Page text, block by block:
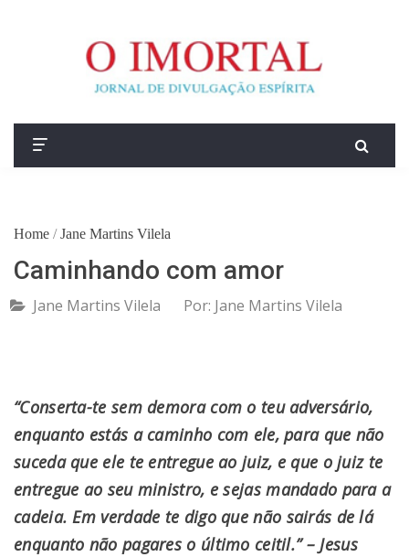
Home / Jane Martins Vilela
Caminhando com amor
Jane Martins Vilela Por: Jane Martins Vilela
“Conserta-te sem demora com o teu adversário,
enquanto estás a caminho com ele, para que não
suceda que ele te entregue ao juiz, e que o juiz te
entregue ao seu ministro, e sejas mandado para a
cadeia. Em verdade te digo que não sairás de lá
enquanto não pagares o último ceitil.”– Jesus